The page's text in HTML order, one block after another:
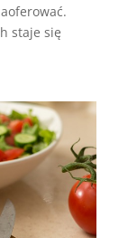
staje się